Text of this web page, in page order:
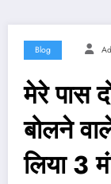
Blog
मेरे पास
बोलने
लिया 3